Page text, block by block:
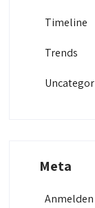
Timeline
Trends
Meta
Anmelden